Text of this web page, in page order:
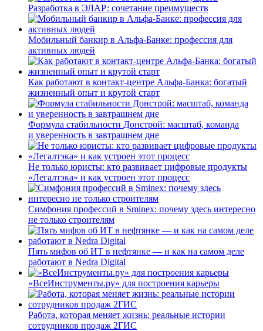
Разработка в ЭЛАР: сочетание преимуществ
Мобильный банкир в Альфа-Банке: профессия для
активных людей
Как работают в контакт-центре Альфа-Банка: богатый
жизненный опыт и крутой старт
Формула стабильности Донстрой: масштаб, команда
и уверенность в завтрашнем дне
Не только юристы: кто развивает цифровые продукты
«Легалтэка» и как устроен этот процесс
Симфония профессий в Sminex: почему здесь интересно
не только строителям
Пять мифов об ИТ в нефтянке — и как на самом деле
работают в Nedra Digital
«ВсеИнструменты.ру» для построения карьеры
Работа, которая меняет жизнь: реальные истории
сотрудников продаж 2ГИС